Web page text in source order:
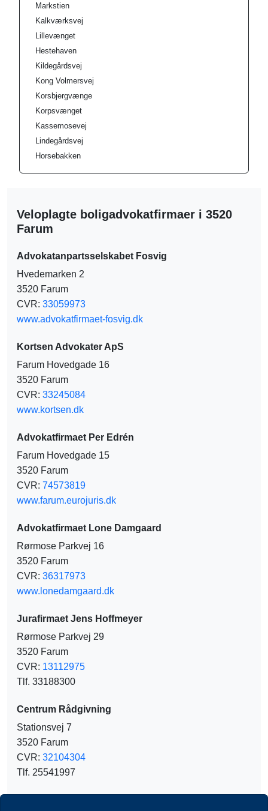
Markstien
Kalkværksvej
Lillevænget
Hestehaven
Kildegårdsvej
Kong Volmersvej
Korsbjergvænge
Korpsvænget
Kassemosevej
Lindegårdsvej
Horsebakken
Veloplagte boligadvokatfirmaer i 3520
Farum
Advokatanpartsselskabet Fosvig
Hvedemarken 2
3520 Farum
CVR: 33059973
www.advokatfirmaet-fosvig.dk
Kortsen Advokater ApS
Farum Hovedgade 16
3520 Farum
CVR: 33245084
www.kortsen.dk
Advokatfirmaet Per Edrén
Farum Hovedgade 15
3520 Farum
CVR: 74573819
www.farum.eurojuris.dk
Advokatfirmaet Lone Damgaard
Rørmose Parkvej 16
3520 Farum
CVR: 36317973
www.lonedamgaard.dk
Jurafirmaet Jens Hoffmeyer
Rørmose Parkvej 29
3520 Farum
CVR: 13112975
Tlf. 33188300
Centrum Rådgivning
Stationsvej 7
3520 Farum
CVR: 32104304
Tlf. 25541997